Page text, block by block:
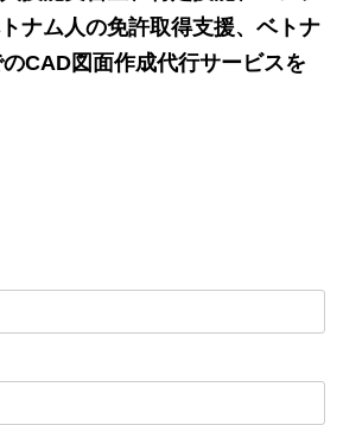
ナム人の免許取得支援、ベトナ
CAD図面作成代行サービスを